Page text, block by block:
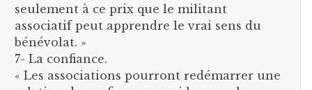
seulement à ce prix que le militant
associatif peut apprendre le vrai sens du
bénévolat. »
7- La confiance.
« Les associations pourront redémarrer une